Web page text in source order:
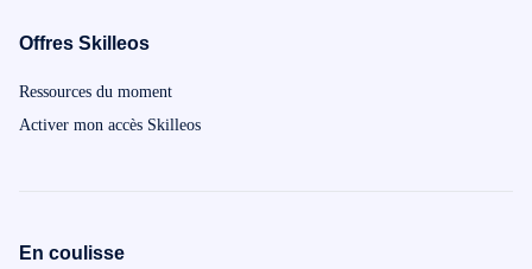
Offres Skilleos
Ressources du moment
Activer mon accès Skilleos
En coulisse